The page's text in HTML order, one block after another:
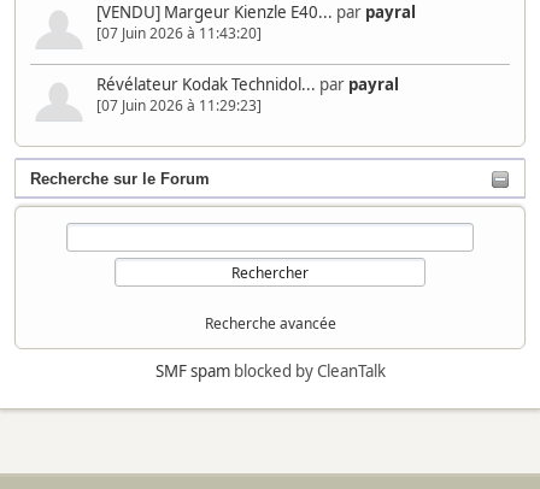
[VENDU] Margeur Kienzle E40... par payral
[07 Juin 2026 à 11:43:20]
Révélateur Kodak Technidol... par payral
[07 Juin 2026 à 11:29:23]
Recherche sur le Forum
Recherche avancée
SMF spamblocked by CleanTalk